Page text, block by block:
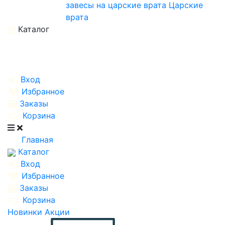
завесы на царские врата Царские
врата
Каталог
Вход
Избранное
Заказы
Корзина
Главная
Каталог
Вход
Избранное
Заказы
Корзина
Новинки Акции